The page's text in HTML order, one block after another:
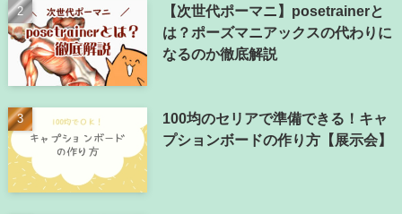
【次世代ポーマニ】posetrainerと
は？ポーズマニアックスの代わりに
なるのか徹底解説
100均のセリアで準備できる！キャ
プションボードの作り方【展示会】